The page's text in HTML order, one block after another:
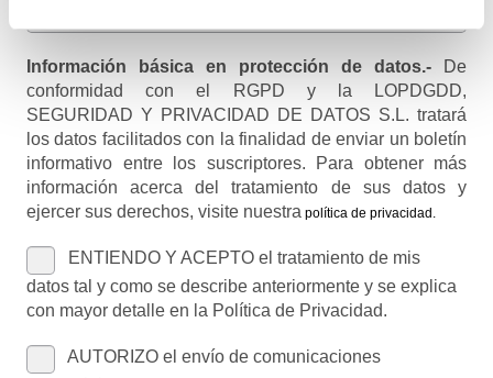
Información básica en protección de datos.- De
conformidad con el RGPD y la LOPDGDD,
SEGURIDAD Y PRIVACIDAD DE DATOS S.L. tratará
los datos facilitados con la finalidad de enviar un boletín
informativo entre los suscriptores. Para obtener más
información acerca del tratamiento de sus datos y
ejercer sus derechos, visite nuestra política de privacidad
ENTIENDO Y ACEPTO el tratamiento de mis
datos tal y como se describe anteriormente y se explica
con mayor detalle en la Política de Privacidad.
AUTORIZO el envío de comunicaciones